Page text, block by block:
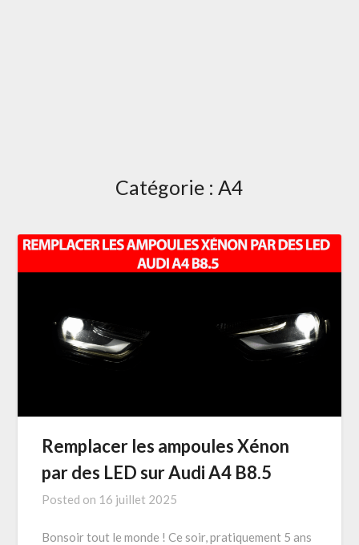
Catégorie : A4
Remplacer les ampoules Xénon
par des LED sur Audi A4 B8.5
Posted on 16 juillet 2025
Bonsoir tout le monde ! Ce soir, pratiquement 5 ans